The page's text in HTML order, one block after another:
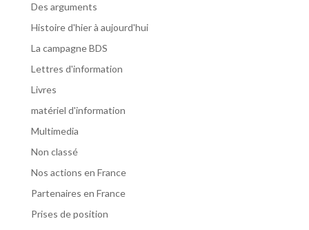
Des arguments
Histoire d'hier à aujourd'hui
La campagne BDS
Lettres d'information
Livres
matériel d'information
Multimedia
Non classé
Nos actions en France
Partenaires en France
Prises de position